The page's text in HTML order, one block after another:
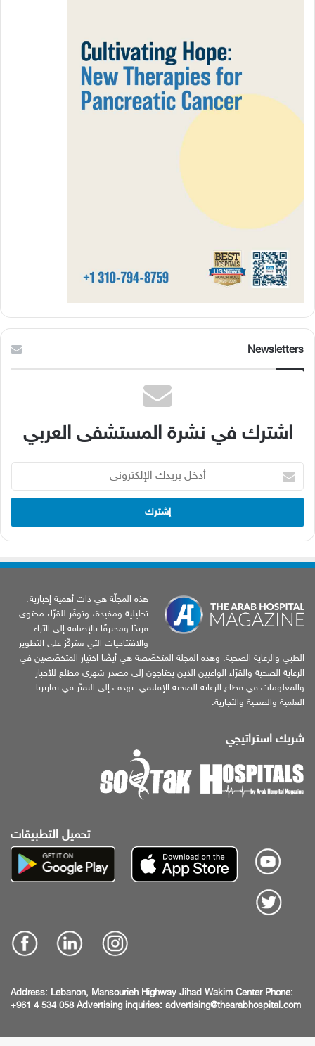
Newsletters
اشترك في نشرة المستشفى العربي
أدخل
بريدك
الإلكتروني
هذه المجلّة هي ذات أهمية إخبارية،
تحليلية ومفيدة، وتوفّر للقرّاء محتوى
فريدًا ومحترفًا بالإضافة إلى الآراء
والافتتاحيات التي ستركّز على التطوير
الطبي والرعاية الصحية. وهذه المجلة المتخصّصة هي أيضًا اختيار المتخصّصين في
الرعاية الصحية والقرّاء الواعيين الذين يحتاجون إلى مصدر شهري مطلع للأخبار
والمعلومات في قطاع الرعاية الصحية الإقليمي. نهدف إلى التميّز في تقاريرنا
العلمية والصحية والتجارية.
شريك استراتيجي
تحميل التطبيقات
Address: Lebanon, Mansourieh Highway Jihad Wakim Center Phone:
+961 4 534 058 Advertising inquiries: advertising@thearabhospital.com